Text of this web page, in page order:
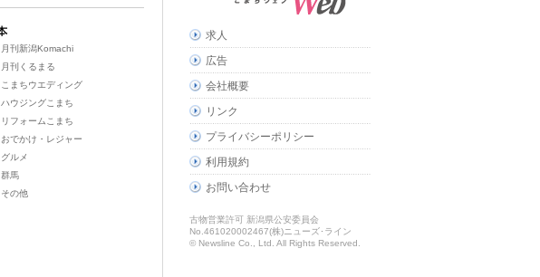
月刊新潟Komachi
月刊くるまる
こまちウエディング
ハウジングこまち
リフォームこまち
おでかけ・レジャー
グルメ
群馬
その他
求人
広告
会社概要
リンク
プライバシーポリシー
利用規約
お問い合わせ
古物営業許可 新潟県公安委員会
No.461020002467(株)ニューズ･ライン
© Newsline Co., Ltd. All Rights Reserved.